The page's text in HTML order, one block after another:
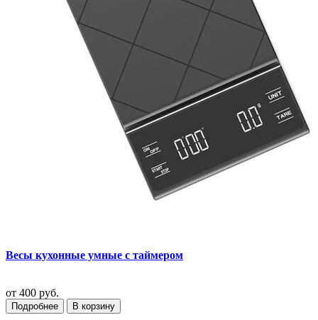
Весы кухонные умные с таймером
от 400 руб.
Подробнее В корзину